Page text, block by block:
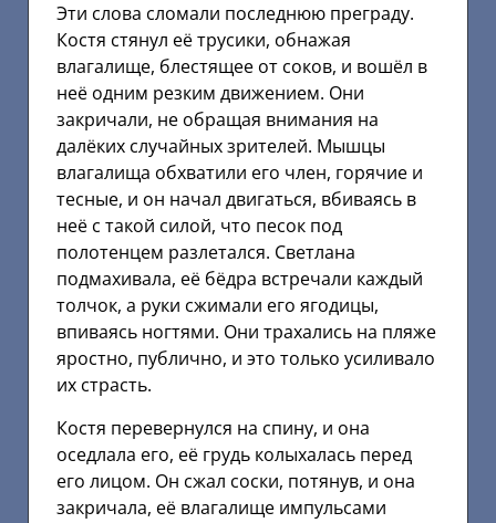
Эти слова сломали последнюю преграду.
Костя стянул её трусики, обнажая
влагалище, блестящее от соков, и вошёл в
неё одним резким движением. Они
закричали, не обращая внимания на
далёких случайных зрителей. Мышцы
влагалища обхватили его член, горячие и
тесные, и он начал двигаться, вбиваясь в
неё с такой силой, что песок под
полотенцем разлетался. Светлана
подмахивала, её бёдра встречали каждый
толчок, а руки сжимали его ягодицы,
впиваясь ногтями. Они трахались на пляже
яростно, публично, и это только усиливало
их страсть.
Костя перевернулся на спину, и она
оседлала его, её грудь колыхалась перед
его лицом. Он сжал соски, потянув, и она
закричала, её влагалище импульсами